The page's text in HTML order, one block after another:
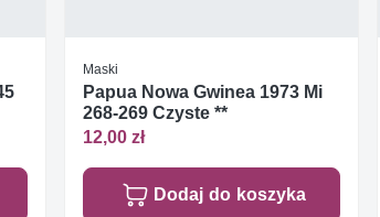
Maski
Papua Nowa Gwinea 1973 Mi
268-269 Czyste **
12,00 zł
Dodaj do koszyka